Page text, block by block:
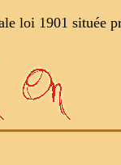
loi 1901 située